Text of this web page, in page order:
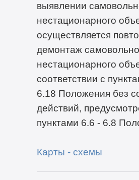
выявлении
нестационарного
осуществляется
демонтаж
нестационарного
соответствии с
6.18 Положения без
действий,
пунктами 6.6 - 6.8
Карты - схемы